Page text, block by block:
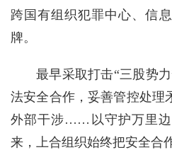
跨国有组织犯罪中心、信
牌。
最早采取打击“三股势
法安全合作，妥善管控处理
外部干涉……以守护万里边
来，上合组织始终把安全合